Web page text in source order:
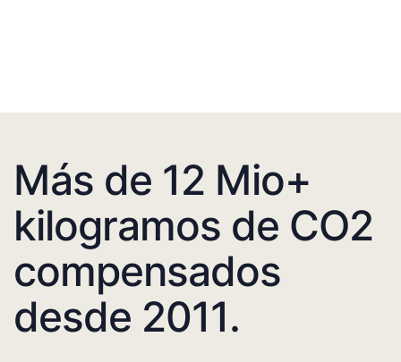
Más de 12 Mio+
kilogramos de CO2
compensados
desde 2011.